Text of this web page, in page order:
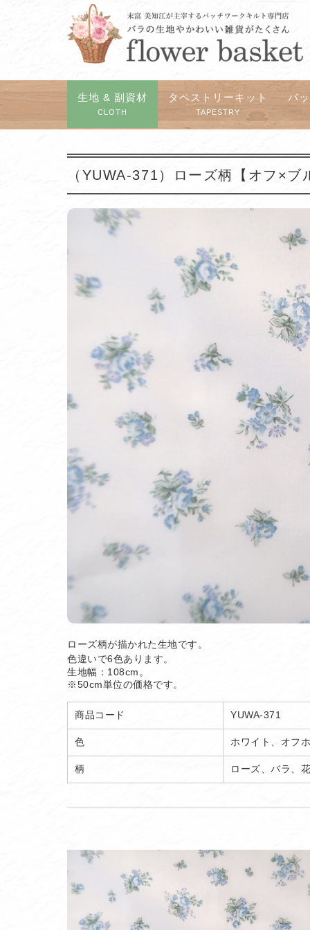
生地 & 副資材
CLOTH
タペストリーキット
TAPESTRY
バ
（YUWA-371）ローズ柄【オフ×ブ
ローズ柄が描かれた生地です。
色違いで6色あります。
生地幅：108cm。
※50cm単位の価格です。
商品コード YUWA-371
色 ホワイト、オフ
柄 ローズ、バラ、